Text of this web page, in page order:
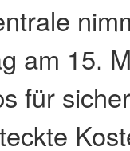
am 15.
für